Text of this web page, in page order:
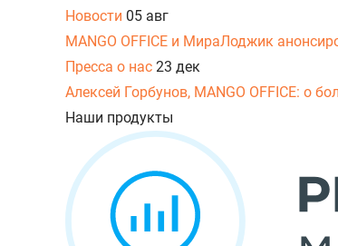
Новости 05 авг
MANGO OFFICE и МираЛоджик
Пресса о нас 23 дек
Алексей Горбунов, MANGO OFFICE: о
Наши продукты